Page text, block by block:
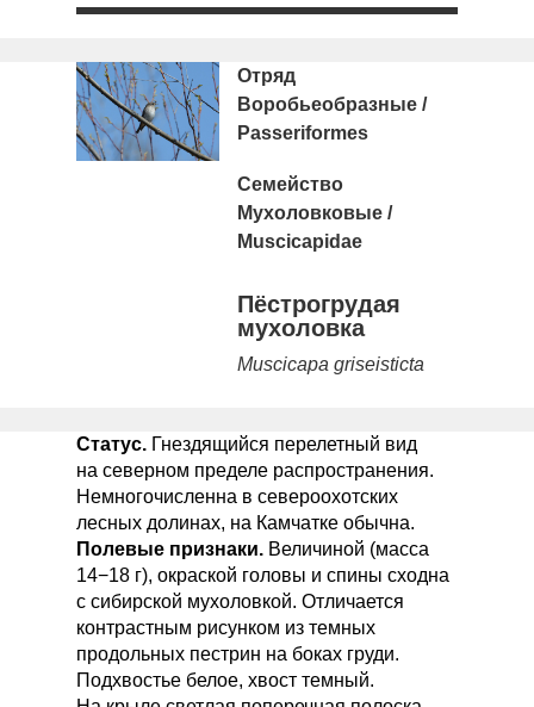
Пëстрогрудая
мухоловка
Muscicapa griseisticta
Семейство
Мухоловковые /
Muscicapidae
Отряд
Воробьеобразные /
Passeriformes
Статус. Гнездящийся перелетный вид
на северном пределе распространения.
Немногочисленна в североохотских
лесных долинах, на Камчатке обычна.
Полевые признаки. Величиной (масса
14−18 г), окраской головы и спины сходна
с сибирской мухоловкой. Отличается
контрастным рисунком из темных
продольных пестрин на боках груди.
Подхвостье белое, хвост темный.